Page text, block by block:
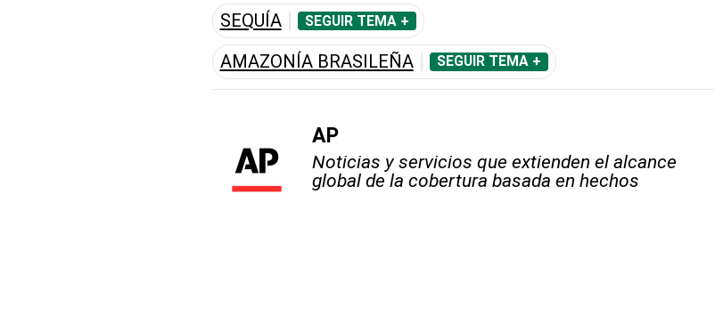
SEQUÍA SEGUIR TEMA +
AMAZONÍA BRASILEÑA SEGUIR TEMA +
AP
Noticias y servicios que extienden el alcance
global de la cobertura basada en hechos